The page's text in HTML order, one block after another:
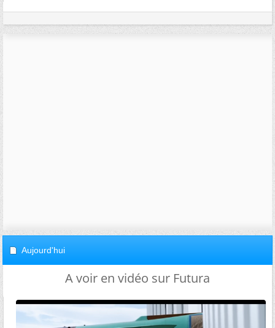
Aujourd'hui
A voir en vidéo sur Futura